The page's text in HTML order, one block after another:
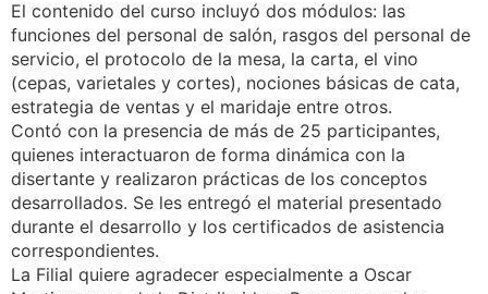
El contenido del curso incluyó dos módulos: las
funciones del personal de salón, rasgos del personal de
servicio, el protocolo de la mesa, la carta, el vino
(cepas, varietales y cortes), nociones básicas de cata,
estrategia de ventas y el maridaje entre otros.
Contó con la presencia de más de 25 participantes,
quienes interactuaron de forma dinámica con la
disertante y realizaron prácticas de los conceptos
desarrollados. Se les entregó el material presentado
durante el desarrollo y los certificados de asistencia
correspondientes.
La Filial quiere agradecer especialmente a Oscar